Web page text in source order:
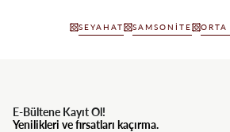
SEYAHAT SAMSONITE
E-Bültene Kayıt Ol!
Yenilikleri ve fırsatları kaçırma.